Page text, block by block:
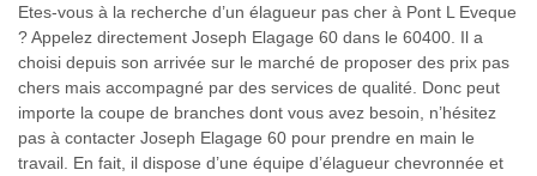
Etes-vous à la recherche d’un élagueur pas cher à Pont L Eveque
? Appelez directement Joseph Elagage 60 dans le 60400. Il a
choisi depuis son arrivée sur le marché de proposer des prix pas
chers mais accompagné par des services de qualité. Donc peut
importe la coupe de branches dont vous avez besoin, n’hésitez
pas à contacter Joseph Elagage 60 pour prendre en main le
travail. En fait, il dispose d’une équipe d’élagueur chevronnée et